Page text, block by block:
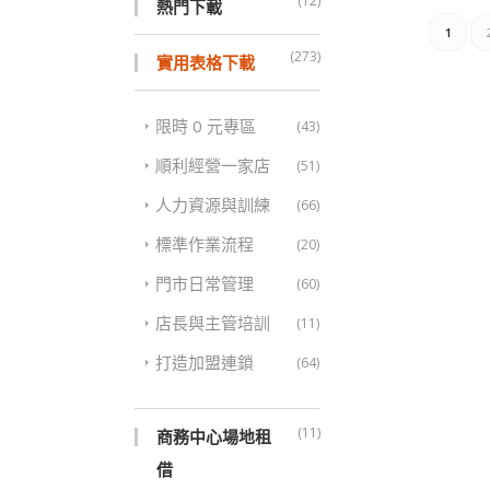
1
熱門下載
實用表格下載 (273)
限時 0 元專區 (43)
順利經營一家店 (51)
人力資源與訓練 (66)
標準作業流程 (20)
門市日常管理 (60)
店長與主管培訓 (11)
打造加盟連鎖 (64)
商務中心場地租
借
(11)